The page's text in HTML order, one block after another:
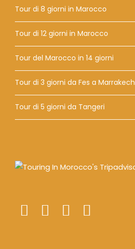
Tour di 8 giorni in Marocco
Tour di 12 giorni in Marocco
Tour del Marocco in 14 giorni
Tour di 3 giorni da Fes a Marrakech
Tour di 5 giorni da Tangeri